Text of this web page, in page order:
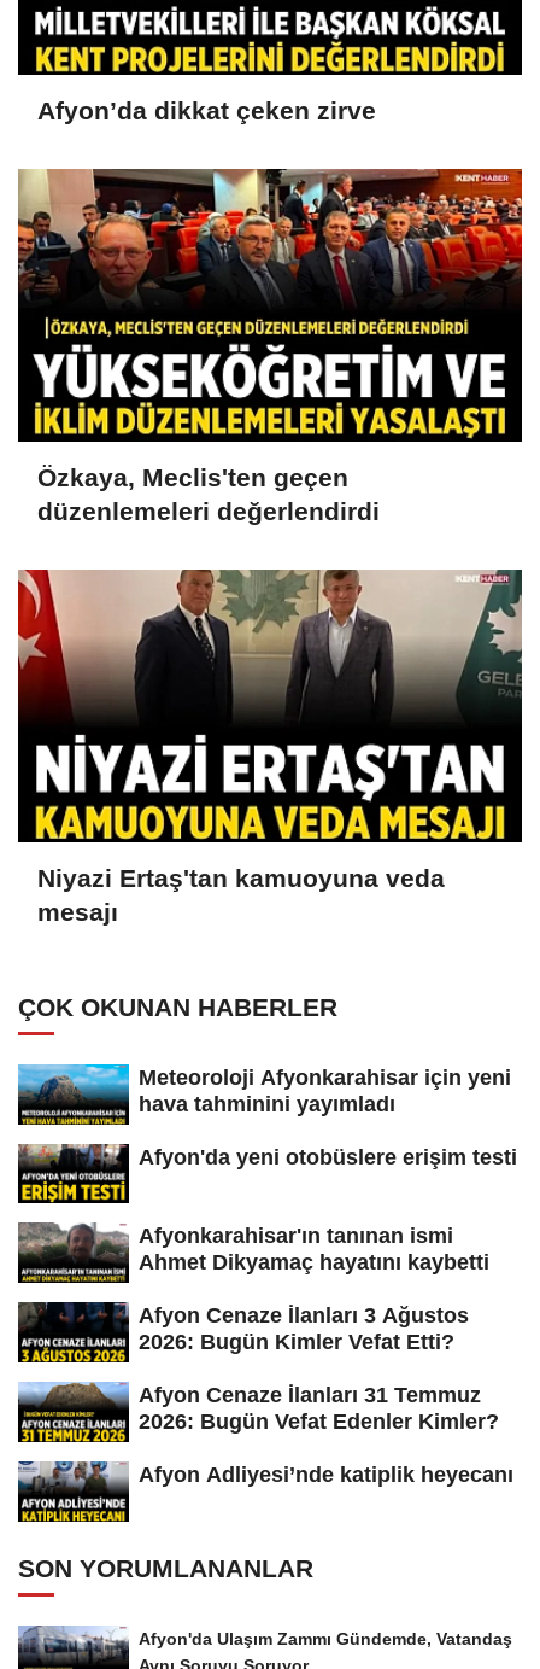
Afyon’da dikkat çeken zirve
Özkaya, Meclis'ten geçen
düzenlemeleri değerlendirdi
Niyazi Ertaş'tan kamuoyuna veda
mesajı
ÇOK OKUNAN HABERLER
Meteoroloji Afyonkarahisar için yeni
hava tahminini yayımladı
Afyon'da yeni otobüslere erişim testi
Afyonkarahisar'ın tanınan ismi
Ahmet Dikyamaç hayatını kaybetti
Afyon Cenaze İlanları 3 Ağustos
2026: Bugün Kimler Vefat Etti?
Afyon Cenaze İlanları 31 Temmuz
2026: Bugün Vefat Edenler Kimler?
Afyon Adliyesi’nde katiplik heyecanı
SON YORUMLANANLAR
Afyon'da Ulaşım Zammı Gündemde, Vatandaş
Aynı Soruyu Soruyor